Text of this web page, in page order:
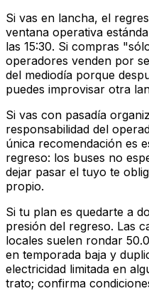
Si vas en lancha, el
ventana operativa
las 15:30. Si compras
operadores venden por
del mediodía porque
puedes improvisar otra
Si vas con pasadía
responsabilidad del
única recomendación es
regreso: los buses no
dejar pasar el tuyo te
propio.
Si tu plan es quedarte a
presión del regreso. Las
locales suelen rondar
en temporada baja y
electricidad limitada en
trato; confirma